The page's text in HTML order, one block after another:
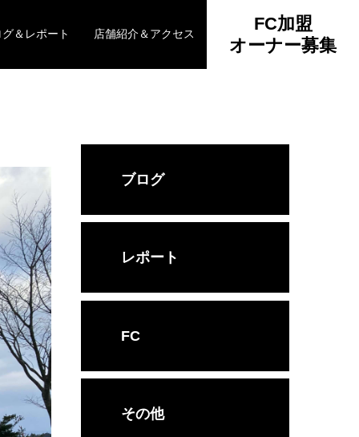
グ＆レポート 店舗紹介＆アクセス
FC加盟
オーナー募集
ブログ
レポート
FC
その他